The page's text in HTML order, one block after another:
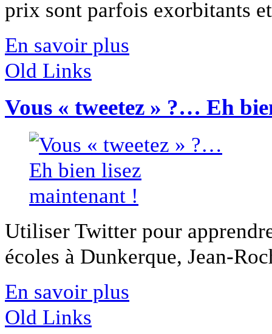
prix sont parfois exorbitants
En savoir plus
Old Links
Vous « tweetez » ?… Eh
Utiliser Twitter pour
écoles à Dunkerque, Jean-
En savoir plus
Old Links